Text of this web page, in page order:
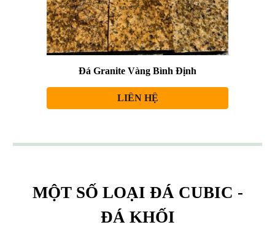
Đá Granite Vàng Bình Định
LIÊN HỆ
MỘT SỐ LOẠI ĐÁ CUBIC -
ĐÁ KHỐI